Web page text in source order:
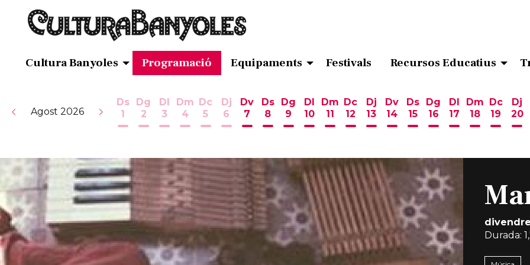
Cultura Banyoles Programació Equipaments Festivals Recursos Educatius
Agost 2026
Ds
1
Dissabte 1 d'agost
Dg
2
Diumenge 2 d'agost
Dl
3
Dilluns 3 d'agost
Dm
4
Dimarts 4 d'agost
Dc
5
Dimecres 5 d'agost
Dj
6
Dijous 6 d'agost
Dv
7
Divendres 7 d'agost
Ds
8
Dissabte 8 d'agost
Dg
9
Diumenge 9 d'agost
Dl
10
Dilluns 10 d'agost
Dm
11
Dimarts 11 d'agost
Dc
12
Dimecres 12 d'agost
Dj
13
Dijous 13 d'agost
Dv
14
Divendres 14 d'agost
Ds
15
Dissabte 15 d'agost
Dg
16
Diumenge 16
Dl
17
Dilluns 17
Dm
18
Dimarts 18
Dc
19
Dj
20
Durada: